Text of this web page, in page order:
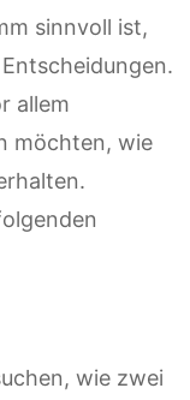
sinnvoll ist,
allem
möchten, wie
wie zwei